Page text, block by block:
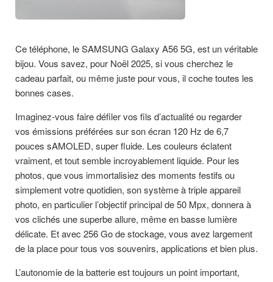
Ce téléphone, le SAMSUNG Galaxy A56 5G, est un véritable
bijou. Vous savez, pour Noël 2025, si vous cherchez le
cadeau parfait, ou même juste pour vous, il coche toutes les
bonnes cases.
Imaginez-vous faire défiler vos fils d’actualité ou regarder
vos émissions préférées sur son écran 120 Hz de 6,7
pouces sAMOLED, super fluide. Les couleurs éclatent
vraiment, et tout semble incroyablement liquide. Pour les
photos, que vous immortalisiez des moments festifs ou
simplement votre quotidien, son système à triple appareil
photo, en particulier l’objectif principal de 50 Mpx, donnera à
vos clichés une superbe allure, même en basse lumière
délicate. Et avec 256 Go de stockage, vous avez largement
de la place pour tous vos souvenirs, applications et bien plus.
L’autonomie de la batterie est toujours un point important,